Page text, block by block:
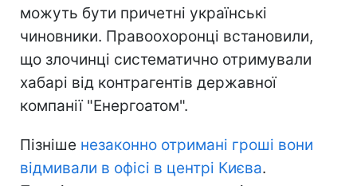
можуть бути причетні українські
чиновники. Правоохоронці встановили,
що злочинці систематично отримували
хабарі від контрагентів державної
компанії "Енергоатом".
Пізніше незаконно отримані гроші вони
відмивали в офісі в центрі Києва.